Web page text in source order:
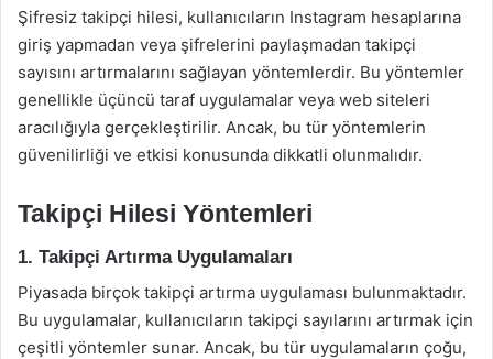
Şifresiz takipçi hilesi, kullanıcıların Instagram hesaplarına
giriş yapmadan veya şifrelerini paylaşmadan takipçi
sayısını artırmalarını sağlayan yöntemlerdir. Bu yöntemler
genellikle üçüncü taraf uygulamalar veya web siteleri
aracılığıyla gerçekleştirilir. Ancak, bu tür yöntemlerin
güvenilirliği ve etkisi konusunda dikkatli olunmalıdır.
Takipçi Hilesi Yöntemleri
1. Takipçi Artırma Uygulamaları
Piyasada birçok takipçi artırma uygulaması bulunmaktadır.
Bu uygulamalar, kullanıcıların takipçi sayılarını artırmak için
çeşitli yöntemler sunar. Ancak, bu tür uygulamaların çoğu,